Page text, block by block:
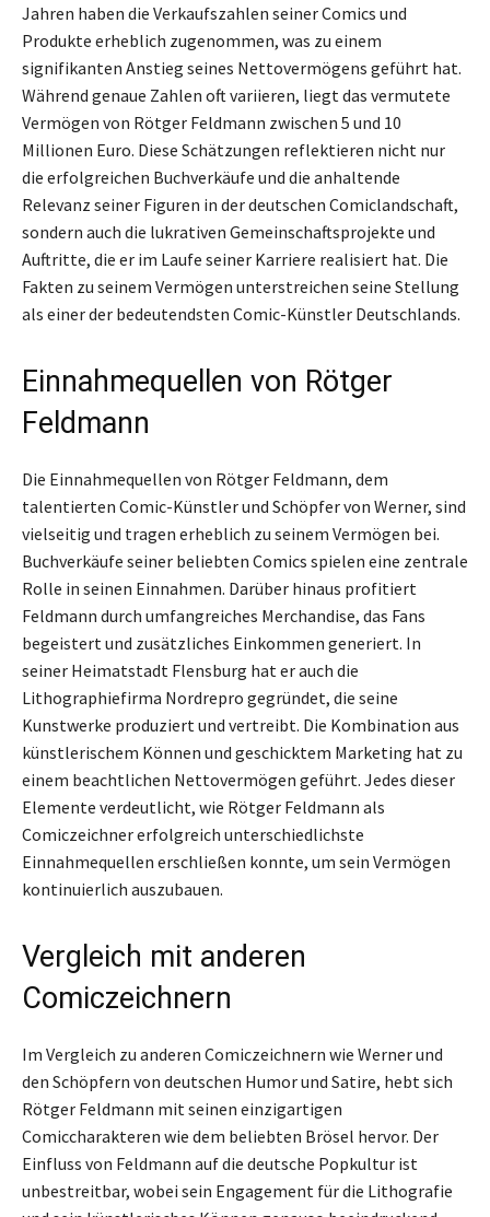
Jahren haben die Verkaufszahlen seiner Comics und
Produkte erheblich zugenommen, was zu einem
signifikanten Anstieg seines Nettovermögens geführt hat.
Während genaue Zahlen oft variieren, liegt das vermutete
Vermögen von Rötger Feldmann zwischen 5 und 10
Millionen Euro. Diese Schätzungen reflektieren nicht nur
die erfolgreichen Buchverkäufe und die anhaltende
Relevanz seiner Figuren in der deutschen Comiclandschaft,
sondern auch die lukrativen Gemeinschaftsprojekte und
Auftritte, die er im Laufe seiner Karriere realisiert hat. Die
Fakten zu seinem Vermögen unterstreichen seine Stellung
als einer der bedeutendsten Comic-Künstler Deutschlands.
Einnahmequellen von Rötger
Feldmann
Die Einnahmequellen von Rötger Feldmann, dem
talentierten Comic-Künstler und Schöpfer von Werner, sind
vielseitig und tragen erheblich zu seinem Vermögen bei.
Buchverkäufe seiner beliebten Comics spielen eine zentrale
Rolle in seinen Einnahmen. Darüber hinaus profitiert
Feldmann durch umfangreiches Merchandise, das Fans
begeistert und zusätzliches Einkommen generiert. In
seiner Heimatstadt Flensburg hat er auch die
Lithographiefirma Nordrepro gegründet, die seine
Kunstwerke produziert und vertreibt. Die Kombination aus
künstlerischem Können und geschicktem Marketing hat zu
einem beachtlichen Nettovermögen geführt. Jedes dieser
Elemente verdeutlicht, wie Rötger Feldmann als
Comiczeichner erfolgreich unterschiedlichste
Einnahmequellen erschließen konnte, um sein Vermögen
kontinuierlich auszubauen.
Vergleich mit anderen
Comiczeichnern
Im Vergleich zu anderen Comiczeichnern wie Werner und
den Schöpfern von deutschen Humor und Satire, hebt sich
Rötger Feldmann mit seinen einzigartigen
Comiccharakteren wie dem beliebten Brösel hervor. Der
Einfluss von Feldmann auf die deutsche Popkultur ist
unbestreitbar, wobei sein Engagement für die Lithografie